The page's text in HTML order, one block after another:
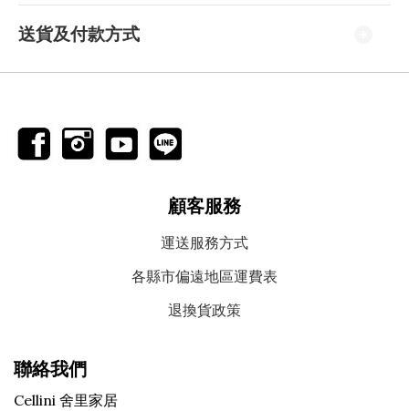
送貨及付款方式
顧客服務
運送服務方式
各縣市偏遠地區運費表
退換貨政策
聯絡我們
Cellini 舍里家居